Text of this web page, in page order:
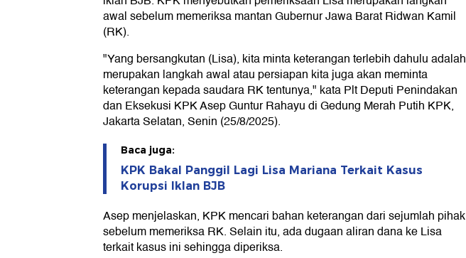
awal sebelum memeriksa mantan Gubernur Jawa Barat Ridwan Kamil
(RK).
"Yang bersangkutan (Lisa), kita minta keterangan terlebih dahulu adalah
merupakan langkah awal atau persiapan kita juga akan meminta
keterangan kepada saudara RK tentunya," kata Plt Deputi Penindakan
dan Eksekusi KPK Asep Guntur Rahayu di Gedung Merah Putih KPK,
Jakarta Selatan, Senin (25/8/2025).
Baca juga:
KPK Bakal Panggil Lagi Lisa Mariana Terkait Kasus
Korupsi Iklan BJB
Asep menjelaskan, KPK mencari bahan keterangan dari sejumlah pihak
sebelum memeriksa RK. Selain itu, ada dugaan aliran dana ke Lisa
terkait kasus ini sehingga diperiksa.